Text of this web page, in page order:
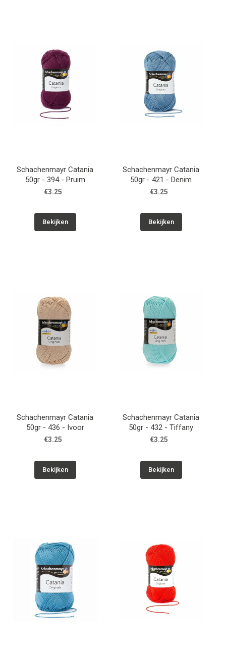
Schachenmayr Catania
50gr - 394 - Pruim
€3.25
Bekijken
Schachenmayr Catania
50gr - 421 - Denim
€3.25
Bekijken
Schachenmayr Catania
50gr - 436 - Ivoor
€3.25
Bekijken
Schachenmayr Catania
50gr - 432 - Tiffany
€3.25
Bekijken